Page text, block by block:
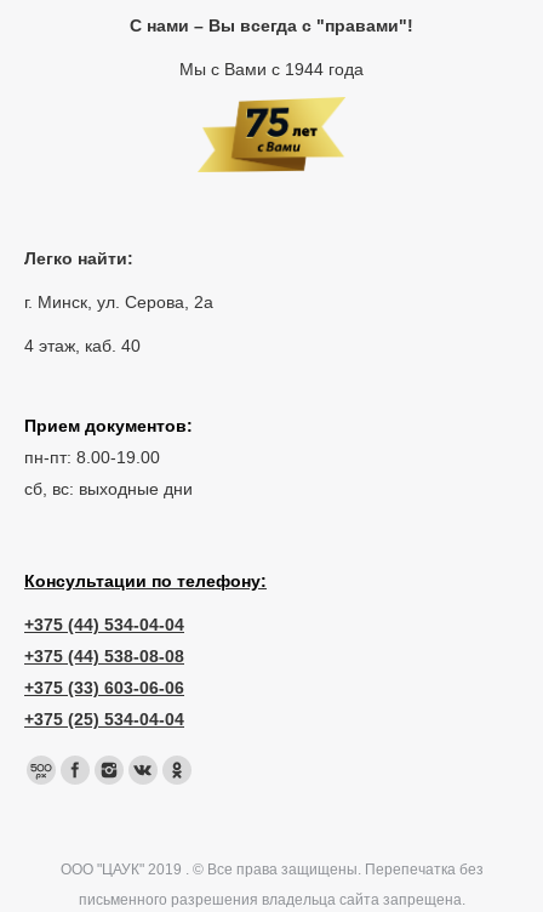
С нами – Вы всегда с "правами"!
Мы с Вами с 1944 года
Легко найти:
г. Минск, ул. Серова, 2а
4 этаж, каб. 40
Прием документов:
пн-пт: 8.00-19.00
сб, вс: выходные дни
Консультации по телефону:
+375 (44) 534-04-04
+375 (44) 538-08-08
+375 (33) 603-06-06
+375 (25) 534-04-04
ООО "ЦАУК" 2019 . © Все права защищены. Перепечатка без
письменного разрешения владельца сайта запрещена.